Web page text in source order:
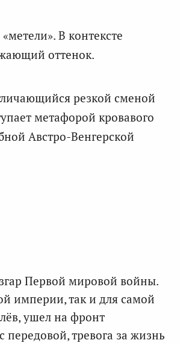
В контексте
оттенок.
резкой сменой
метафорой кровавого
Австро-Венгерской
Первой мировой войны.
империи, так и для самой
ушел на фронт
тревога за жизнь